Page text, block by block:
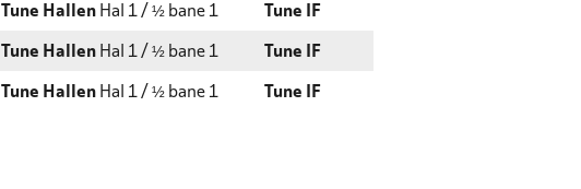
Tune Hallen Hal 1 / ½ bane 1 Tune IF
Tune Hallen Hal 1 / ½ bane 1 Tune IF
Tune Hallen Hal 1 / ½ bane 1 Tune IF